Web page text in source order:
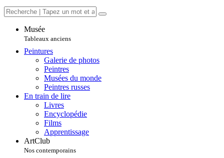
Musée
Tableaux anciens
Peintures
Galerie de photos
Peintres
Musées du monde
Peintres russes
En train de lire
Livres
Encyclopédie
Films
Apprentissage
ArtClub
Nos contemporains